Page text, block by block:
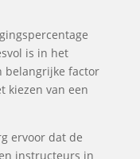
is in het
belangrijke factor
kiezen van een
ervoor dat de
instructeurs in